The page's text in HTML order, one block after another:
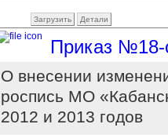
Загрузить Детали
Приказ №18-
О внесении
роспись МО
2012 и 2013 годов